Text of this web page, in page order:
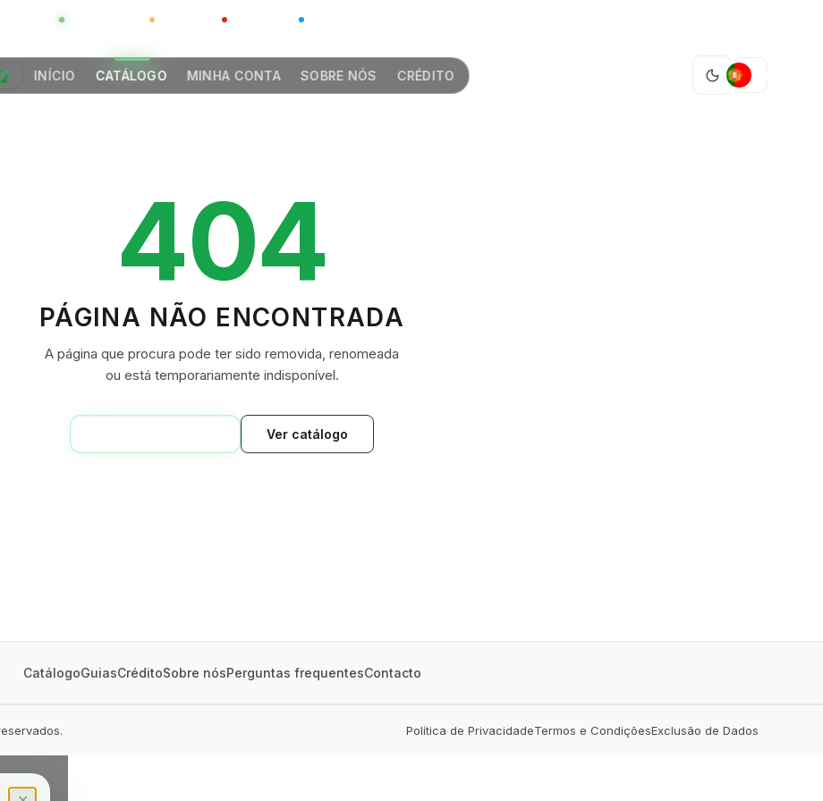
CHINA
INÍCIO CATÁLOGO MINHA CONTA SOBRE NÓS CRÉDITO
GREEN VILLAGE
404
PÁGINA NÃO ENCONTRADA
A página que procura pode ter sido removida, renomeada
ou está temporariamente indisponível.
Ver catálogo
CatálogoGuiasCréditoSobre nósPerguntas frequentesContacto
Política de PrivacidadeTermos e CondiçõesExclusão de Dados